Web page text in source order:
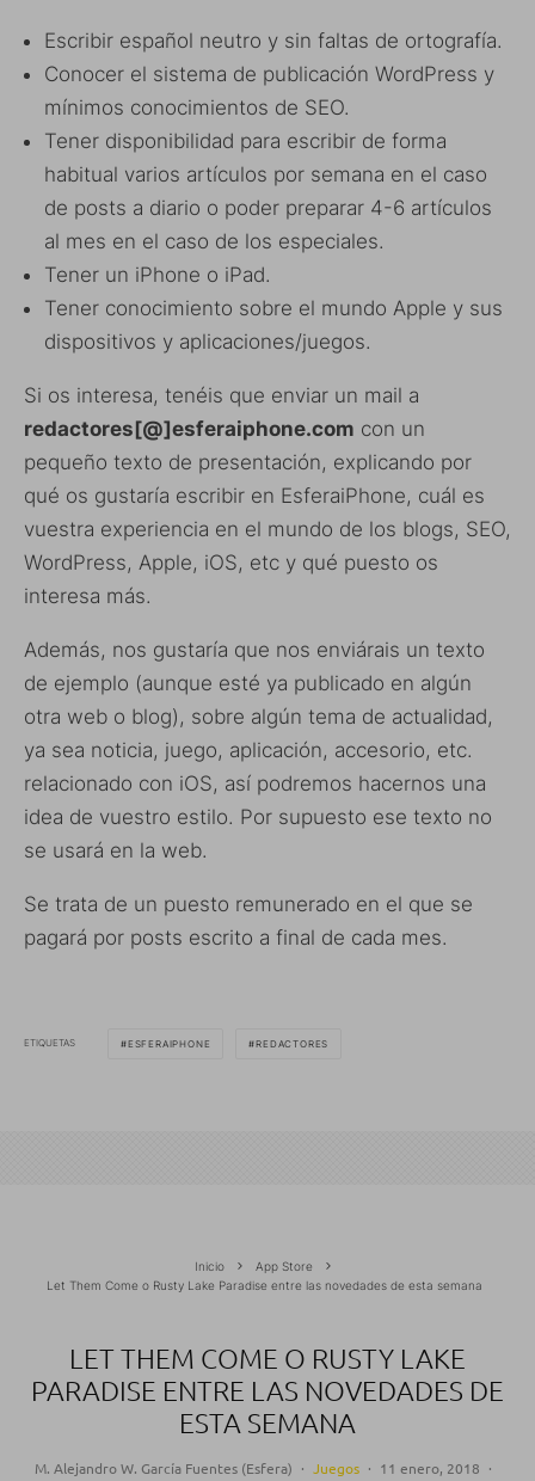
Escribir español neutro y sin faltas de ortografía.
Conocer el sistema de publicación WordPress y
mínimos conocimientos de SEO.
Tener disponibilidad para escribir de forma
habitual varios artículos por semana en el caso
de posts a diario o poder preparar 4-6 artículos
al mes en el caso de los especiales.
Tener un iPhone o iPad.
Tener conocimiento sobre el mundo Apple y sus
dispositivos y aplicaciones/juegos.
Si os interesa, tenéis que enviar un mail a
redactores[@]esferaiphone.com con un
pequeño texto de presentación, explicando por
qué os gustaría escribir en EsferaiPhone, cuál es
vuestra experiencia en el mundo de los blogs, SEO,
WordPress, Apple, iOS, etc y qué puesto os
interesa más.
Además, nos gustaría que nos enviárais un texto
de ejemplo (aunque esté ya publicado en algún
otra web o blog), sobre algún tema de actualidad,
ya sea noticia, juego, aplicación, accesorio, etc.
relacionado con iOS, así podremos hacernos una
idea de vuestro estilo. Por supuesto ese texto no
se usará en la web.
Se trata de un puesto remunerado en el que se
pagará por posts escrito a final de cada mes.
ETIQUETAS ESFERAIPHONE REDACTORES
Inicio
App Store
Let Them Come o Rusty Lake Paradise entre las novedades de esta semana
LET THEM COME O RUSTY LAKE
PARADISE ENTRE LAS NOVEDADES DE
ESTA SEMANA
M. Alejandro W. García Fuentes (Esfera) · Juegos · 11 enero, 2018 ·